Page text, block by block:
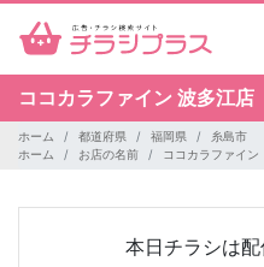
ココカラファイン 波多江店
ホーム 都道府県 福岡県
糸島市
ホーム
お店の名前 ココカラファイン
本日チラシは